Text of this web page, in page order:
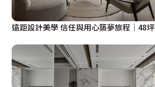
遠距設計美學 信任與用心築夢旅程│48坪